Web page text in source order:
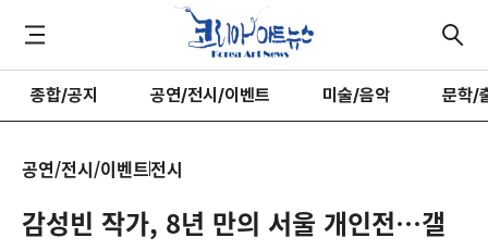
종합/공지 공연/전시/이벤트 미술/음악 문학/
공연/전시/이벤트전시
감성빈 작가, 8년 만의 서울 개인전…갤